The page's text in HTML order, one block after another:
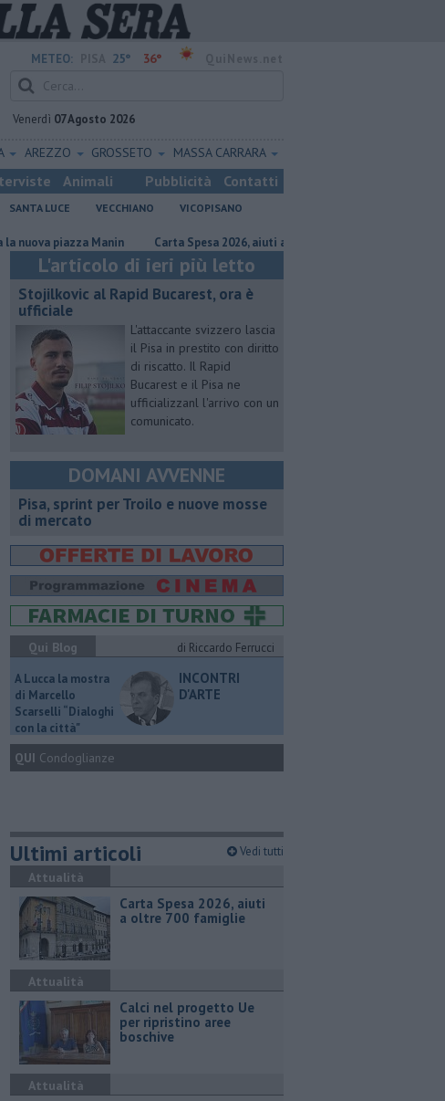
METEO: 25° 36°
Venerdì 07 Agosto 2026
AREZZO GROSSETO MASSA CARRARA
Animali Pubblicità Contatti
SANTA LUCE VECCHIANO VICOPISANO
piazza Manin Carta Spesa 2026, aiuti a oltre 700 famiglie
L'articolo di ieri più letto
Stojilkovic al Rapid Bucarest, ora è
ufficiale
L'attaccante svizzero lascia
il Pisa in prestito con diritto
di riscatto. Il Rapid
Bucarest e il Pisa ne
ufficializzanl l'arrivo con un
comunicato.
DOMANI AVVENNE
Pisa, sprint per Troilo e nuove mosse
di mercato
Qui Blog
di Riccardo Ferrucci
A Lucca la mostra
di Marcello
Scarselli “Dialoghi
con la città"
INCONTRI
D'ARTE
QUI Condoglianze
Ultimi articoli Vedi tutti
Attualità
Carta Spesa 2026, aiuti
a oltre 700 famiglie
Attualità
Calci nel progetto Ue
per ripristino aree
boschive
Attualità